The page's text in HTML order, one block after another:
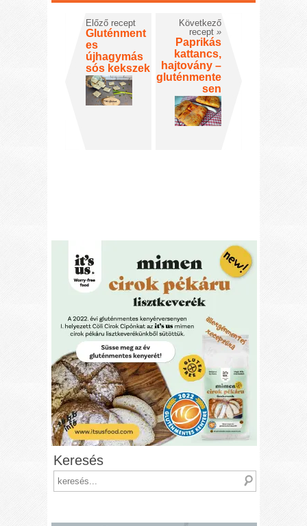
Előző recept
Gluténment
es
újhagymás
sós kekszek
Következő
recept »
Paprikás
kattancs,
hajtovány –
gluténmente
sen
Keresés